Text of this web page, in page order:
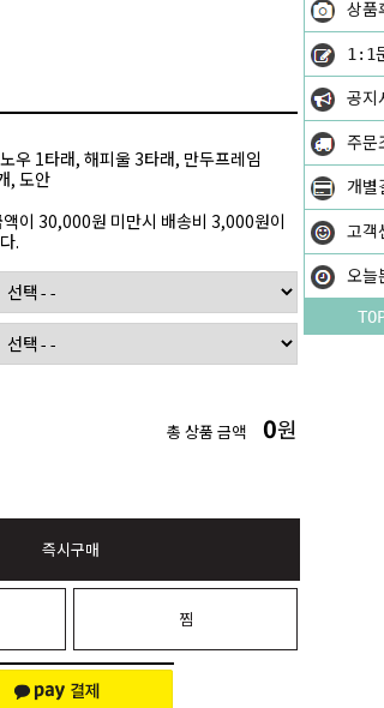
상품
1:1
공지
주문
개별
고객
오늘
우 1타래, 해피울 3타래, 만두프레임
, 도안
이 30,000원 미만시 배송비 3,000원이
.
총 상품 금액 0원
즉시구매
찜